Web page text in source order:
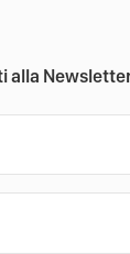
alla